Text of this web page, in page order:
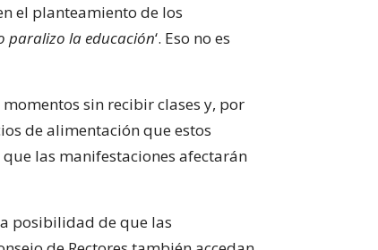
el planteamiento de los
paralizo la educación‘. Eso no es
sin recibir clases y, por
de alimentación que estos
las manifestaciones afectarán
posibilidad de que las